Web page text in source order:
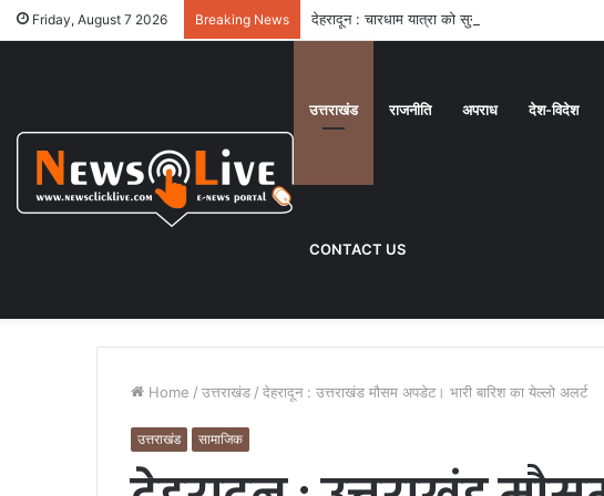
Friday, August 7 2026 Breaking News देहरादून : चारधाम यात्रा को सुगम बनाने की दिशा में बड़ा
उत्तराखंड राजनीति अपराध देश-विदेश
CONTACT US
Home / उत्तराखंड / देहरादून : उत्तराखंड मौसम अपडेट। भारी बारिश का येल्लो अलर्ट
उत्तराखंड सामाजिक